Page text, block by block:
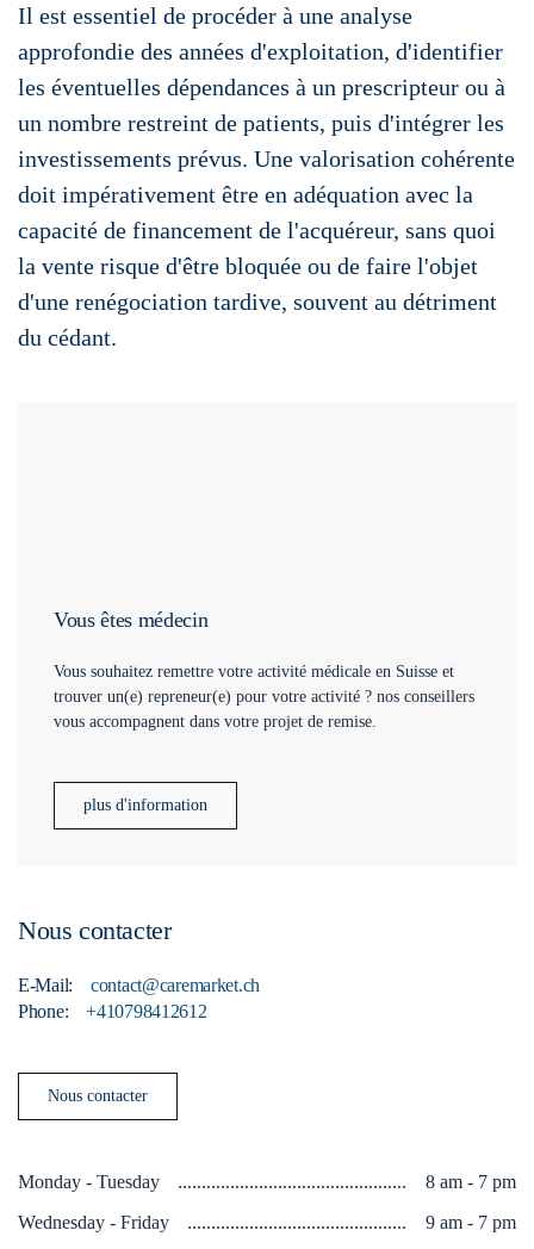
Il est essentiel de procéder à une analyse
approfondie des années d'exploitation, d'identifier
les éventuelles dépendances à un prescripteur ou à
un nombre restreint de patients, puis d'intégrer les
investissements prévus. Une valorisation cohérente
doit impérativement être en adéquation avec la
capacité de financement de l'acquéreur, sans quoi
la vente risque d'être bloquée ou de faire l'objet
d'une renégociation tardive, souvent au détriment
du cédant.
Vous êtes médecin
Vous souhaitez remettre votre activité médicale en Suisse et
trouver un(e) repreneur(e) pour votre activité ? nos conseillers
vous accompagnent dans votre projet de remise.
plus d'information
Nous contacter
E-Mail:
contact@caremarket.ch
Phone:
+410798412612
Nous contacter
Monday - Tuesday
8 am - 7 pm
Wednesday - Friday
9 am - 7 pm